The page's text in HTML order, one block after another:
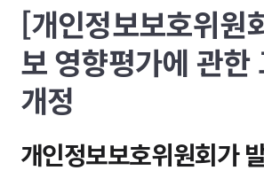
[개인정보보호위원
보 영향평가에 관한
개정
개인정보보호위원회가